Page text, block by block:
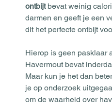
ontbijt bevat weinig
darmen en geeft je een
dit het perfecte ontbijt
Hierop is geen pasklaar
Havermout bevat
Maar kun je het dan
je op onderzoek
om de waarheid over